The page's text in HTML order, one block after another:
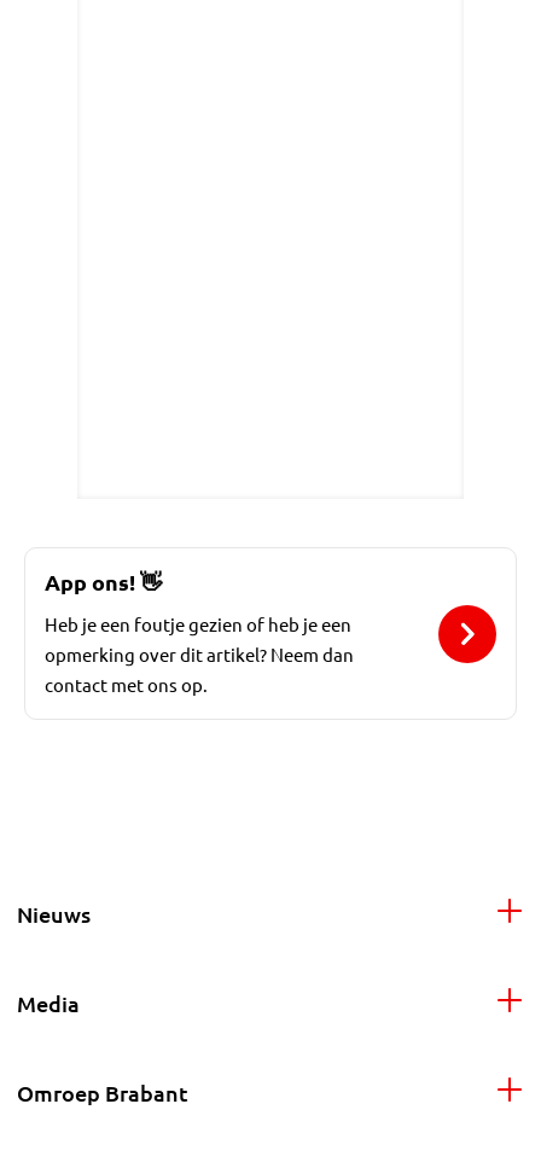
App ons!👋
Heb je een foutje gezien of heb je een
opmerking over dit artikel? Neem dan
contact met ons op.
Nieuws
Media
Omroep Brabant